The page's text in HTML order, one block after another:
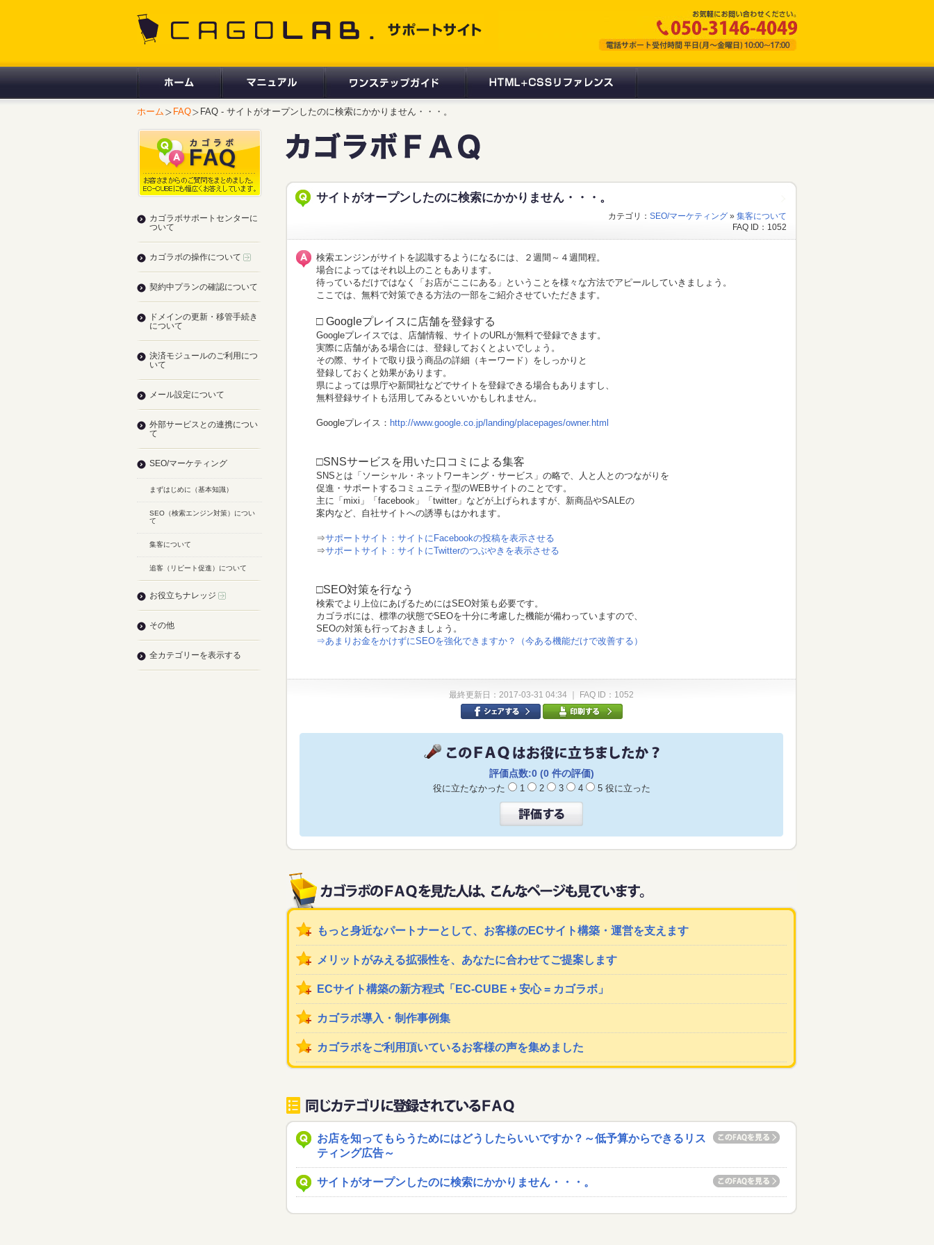
ホーム FAQ FAQ - サイトがオープンしたのに検索にかかりません・・・。
サイトがオープンしたのに検索にかかりません・・・。
カテゴリ： SEO/マーケティング » 集客について
FAQ ID：1052
検索エンジンがサイトを認識するようになるには、２週間～４週間程。
場合によってはそれ以上のこともあります。
待っているだけではなく「お店がここにある」ということを様々な方法でアピールしていきましょう。
ここでは、無料で対策できる方法の一部をご紹介させていただきます。
□ Googleプレイスに店舗を登録する
Googleプレイスでは、店舗情報、サイトのURLが無料で登録できます。
実際に店舗がある場合には、登録しておくとよいでしょう。
その際、サイトで取り扱う商品の詳細（キーワード）をしっかりと
登録しておくと効果があります。
県によっては県庁や新聞社などでサイトを登録できる場合もありますし、
無料登録サイトも活用してみるといいかもしれません。
Googleプレイス： http://www.google.co.jp/landing/placepages/owner.html
□SNSサービスを用いた口コミによる集客
SNSとは「ソーシャル・ネットワーキング・サービス」の略で、人と人とのつながりを
促進・サポートするコミュニティ型のWEBサイトのことです。
主に「mixi」「facebook」「twitter」などが上げられますが、新商品やSALEの
案内など、自社サイトへの誘導もはかれます。
⇒サポートサイト：サイトにFacebookの投稿を表示させる
⇒サポートサイト：サイトにTwitterのつぶやきを表示させる
□SEO対策を行なう
検索でより上位にあげるためにはSEO対策も必要です。
カゴラボには、標準の状態でSEOを十分に考慮した機能が備わっていますので、
SEOの対策も行っておきましょう。
⇒あまりお金をかけずにSEOを強化できますか？（今ある機能だけで改善する）
最終更新日：2017-03-31 04:34 ｜ FAQ ID：1052
評価点数:0 (0 件の評価)
役に立たなかった 1 2 3 4 5 役に立った
もっと身近なパートナーとして、お客様のECサイト構築・運営を支えます
メリットがみえる拡張性を、あなたに合わせてご提案します
ECサイト構築の新方程式「EC-CUBE + 安心 = カゴラボ」
カゴラボ導入・制作事例集
カゴラボをご利用頂いているお客様の声を集めました
お店を知ってもらうためにはどうしたらいいですか？～低予算からできるリス
ティング広告～
サイトがオープンしたのに検索にかかりません・・・。
カゴラボサポートセンターに
ついて
カゴラボの操作について
契約中プランの確認について
ドメインの更新・移管手続き
について
決済モジュールのご利用につ
いて
メール設定について
外部サービスとの連携につい
て
SEO/マーケティング
まずはじめに（基本知識）
SEO（検索エンジン対策）につい
て
集客について
追客（リピート促進）について
お役立ちナレッジ
その他
全カテゴリーを表示する